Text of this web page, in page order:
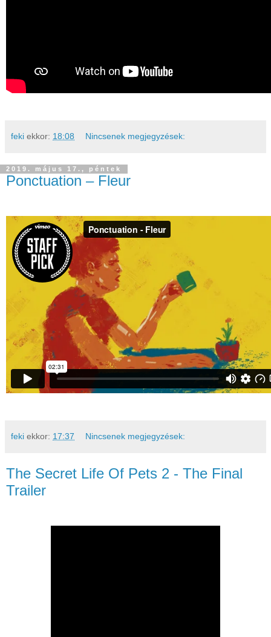
feki ekkor: 18:08 Nincsenek megjegyzések:
2019. május 17., péntek
Ponctuation – Fleur
feki ekkor: 17:37 Nincsenek megjegyzések:
The Secret Life Of Pets 2 - The Final
Trailer